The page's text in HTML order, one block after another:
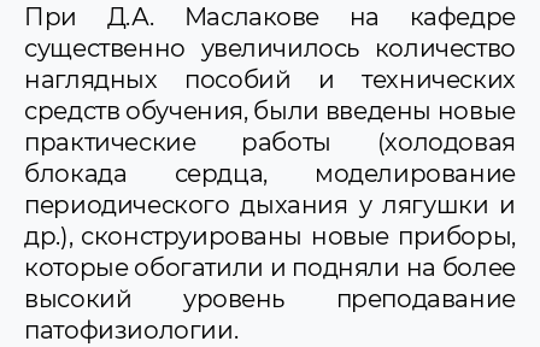
При Д.А. Маслакове на кафедре
существенно увеличилось количество
наглядных пособий и технических
средств обучения, были введены новые
практические работы (холодовая
блокада сердца, моделирование
периодического дыхания у лягушки и
др.), сконструированы новые приборы,
которые обогатили и подняли на более
высокий уровень преподавание
патофизиологии.